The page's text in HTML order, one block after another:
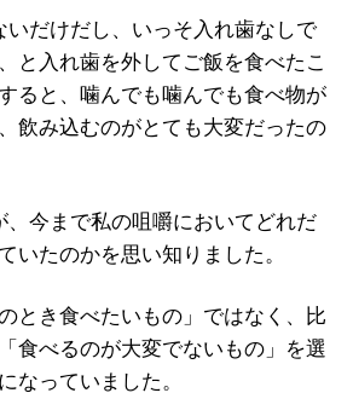
だけだし、いっそ入れ歯なしで
と入れ歯を外してご飯を食べたこ
ると、噛んでも噛んでも食べ物が
飲み込むのがとても大変だったの
今まで私の咀嚼においてどれだ
いたのかを思い知りました。
とき食べたいもの」ではなく、比
食べるのが大変でないもの」を選
なっていました。